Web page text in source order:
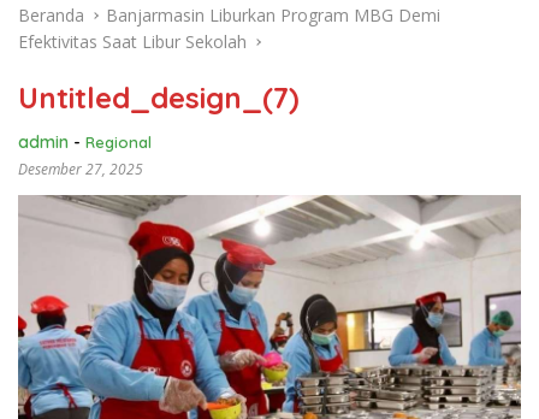
Beranda
Banjarmasin Liburkan Program MBG Demi
Efektivitas Saat Libur Sekolah
Untitled_design_(7)
admin - Regional
Desember 27, 2025